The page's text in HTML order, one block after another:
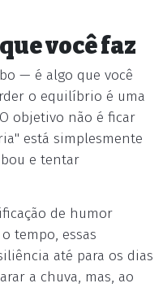
você faz
— é algo que você
o equilíbrio é uma
objetivo não é ficar
está simplesmente
e tentar
de humor
tempo, essas
até para os dias
a chuva, mas, ao